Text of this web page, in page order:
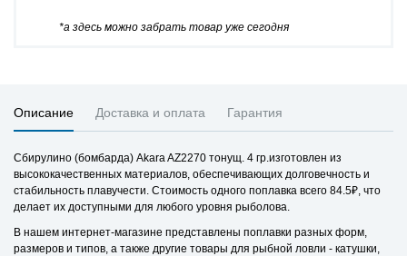
*а здесь можно забрать товар уже сегодня
Описание Доставка и оплата Гарантия
Сбирулино (бомбарда) Akara AZ2270 тонущ. 4 гр.изготовлен из
высококачественных материалов, обеспечивающих долговечность и
стабильность плавучести. Стоимость одного поплавка всего 84.5₽, что
делает их доступными для любого уровня рыболова.
В нашем интернет-магазине представлены поплавки разных форм,
размеров и типов, а также другие товары для рыбной ловли - катушки,